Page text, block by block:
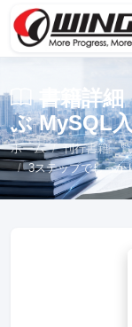
書籍詳
ぶ MySQL
ホーム
刊行書籍一覧
3ステップでしっか